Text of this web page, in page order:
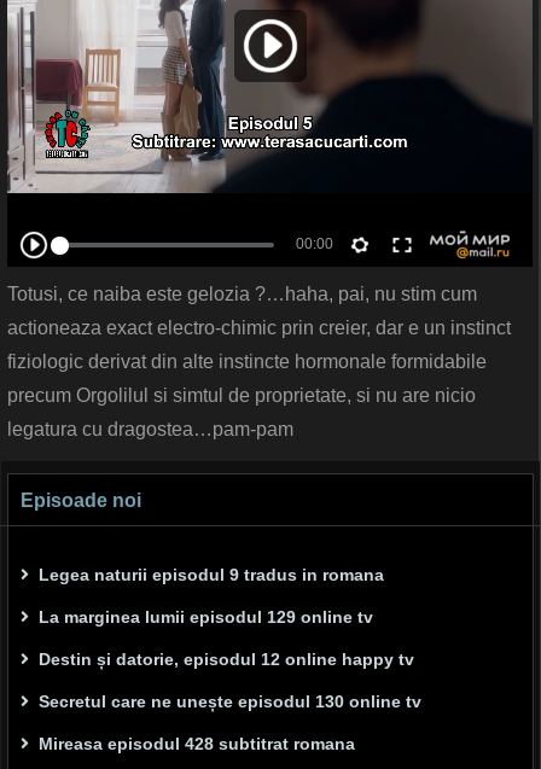
Totusi, ce naiba este gelozia ?…haha, pai, nu stim cum
actioneaza exact electro-chimic prin creier, dar e un instinct
fiziologic derivat din alte instincte hormonale formidabile
precum Orgolilul si simtul de proprietate, si nu are nicio
legatura cu dragostea…pam-pam
Episoade noi
Legea naturii episodul 9 tradus in romana
La marginea lumii episodul 129 online tv
Destin și datorie, episodul 12 online happy tv
Secretul care ne unește episodul 130 online tv
Mireasa episodul 428 subtitrat romana